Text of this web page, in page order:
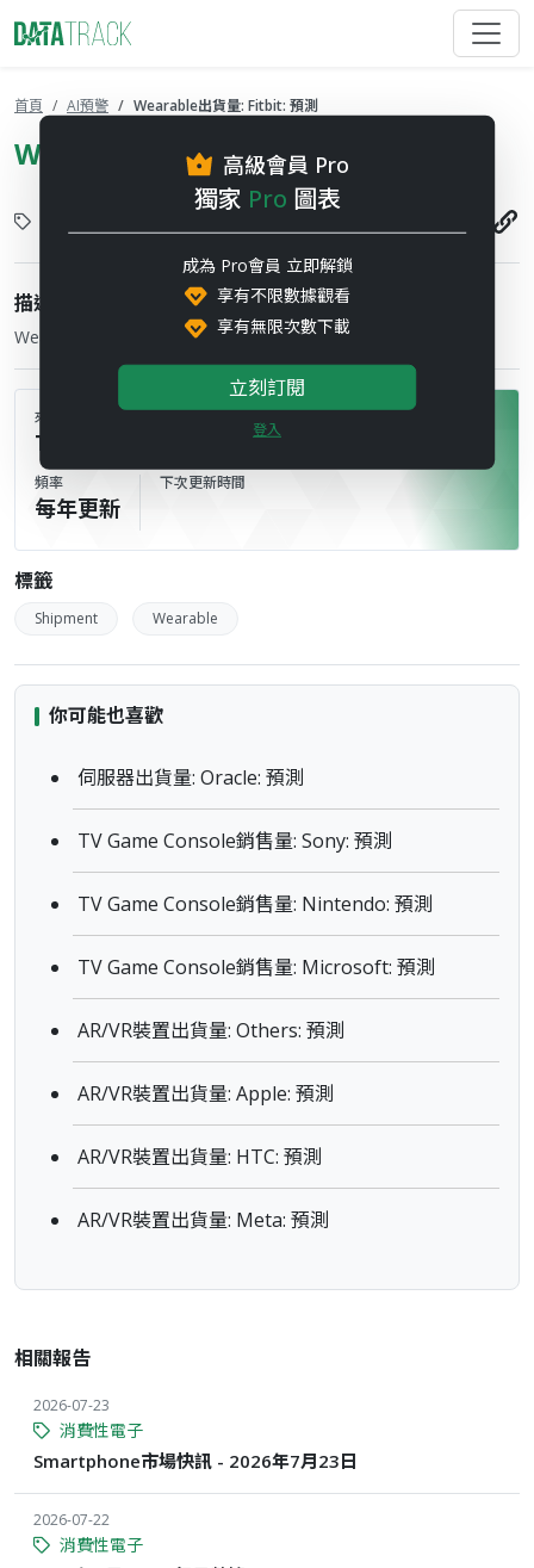
首頁 AI預警 Wearable出貨量: Fitbit: 預測
Wearable出貨量: Fitbit: 預測
高級會員 Pro
獨家 Pro 圖表
成為 Pro會員 立即解鎖
享有不限數據觀看
享有無限次數下載
立刻訂閱
登入
描述
Wearable Shipment
來源
Topology
頻率
每年更新
下次更新時間
標籤
Shipment Wearable
你可能也喜歡
伺服器出貨量: Oracle: 預測
TV Game Console銷售量: Sony: 預測
TV Game Console銷售量: Nintendo: 預測
TV Game Console銷售量: Microsoft: 預測
AR/VR裝置出貨量: Others: 預測
AR/VR裝置出貨量: Apple: 預測
AR/VR裝置出貨量: HTC: 預測
AR/VR裝置出貨量: Meta: 預測
相關報告
2026-07-23
消費性電子
Smartphone市場快訊 - 2026年7月23日
2026-07-22
消費性電子